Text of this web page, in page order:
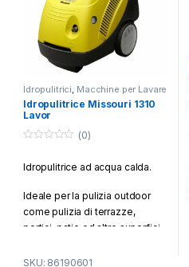
Idropulitrici Macchine per Lavare
e Pulire
Idropulitrice Missouri 1310
Lavor
u
f
(0)
Idropulitrice ad acqua calda.
Ideale per la pulizia outdoor
come pulizia di terrazze,
portici, patio ed altre superfici,
ingressi; mobili da giardino,
SKU: 86190601